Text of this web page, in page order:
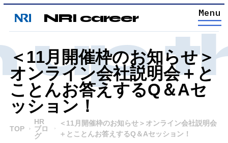
NRI career
up
＜11月開催枠のお知らせ＞
オンライン会社説明会＋と
ことんお答えするQ＆Aセ
ッション！
TOP
HR
ブロ
グ
＜11月開催枠のお知らせ＞オンライン会社説明会
＋とことんお答えするQ＆Aセッション！